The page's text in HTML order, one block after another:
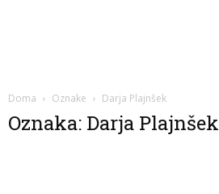
Doma Oznake Darja Plajnšek
Oznaka: Darja Plajnšek